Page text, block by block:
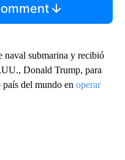
naval submarina y recibió
Donald Trump, para
del mundo en operar